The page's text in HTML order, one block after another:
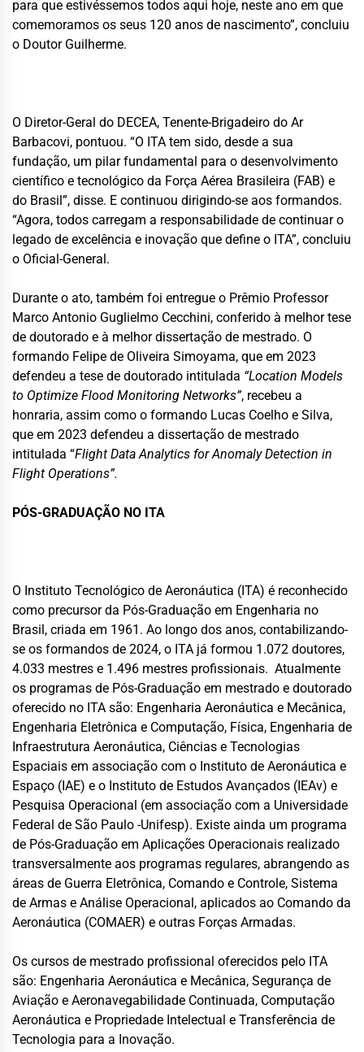
para que estivéssemos todos aqui hoje, neste ano em que
comemoramos os seus 120 anos de nascimento”, concluiu
o Doutor Guilherme.
O Diretor-Geral do DECEA, Tenente-Brigadeiro do Ar
Barbacovi, pontuou. “O ITA tem sido, desde a sua
fundação, um pilar fundamental para o desenvolvimento
científico e tecnológico da Força Aérea Brasileira (FAB) e
do Brasil”, disse. E continuou dirigindo-se aos formandos.
“Agora, todos carregam a responsabilidade de continuar o
legado de excelência e inovação que define o ITA”, concluiu
o Oficial-General.
Durante o ato, também foi entregue o Prêmio Professor
Marco Antonio Guglielmo Cecchini, conferido à melhor tese
de doutorado e à melhor dissertação de mestrado. O
formando Felipe de Oliveira Simoyama, que em 2023
defendeu a tese de doutorado intitulada “Location Models
to Optimize Flood Monitoring Networks”, recebeu a
honraria, assim como o formando Lucas Coelho e Silva,
que em 2023 defendeu a dissertação de mestrado
intitulada “Flight Data Analytics for AnomalyDetection in
Flight Operations”.
PÓS-GRADUAÇÃO NO ITA
O Instituto Tecnológico de Aeronáutica (ITA) é reconhecido
como precursor da Pós-Graduação em Engenharia no
Brasil, criada em 1961. Ao longo dos anos, contabilizando-
se os formandos de 2024, o ITA já formou 1.072 doutores,
4.033 mestres e 1.496 mestres profissionais. Atualmente
os programas de Pós-Graduação em mestrado e doutorado
oferecido no ITA são: Engenharia Aeronáutica e Mecânica,
Engenharia Eletrônica e Computação, Física, Engenharia de
Infraestrutura Aeronáutica, Ciências e Tecnologias
Espaciais em associação com o Instituto de Aeronáutica e
Espaço (IAE) e o Instituto de Estudos Avançados (IEAv) e
Pesquisa Operacional (em associação com a Universidade
Federal de São Paulo -Unifesp). Existe ainda um programa
de Pós-Graduação em Aplicações Operacionais realizado
transversalmente aos programas regulares, abrangendo as
áreas de Guerra Eletrônica, Comando e Controle, Sistema
de Armas e Análise Operacional, aplicados ao Comando da
Aeronáutica (COMAER) e outras Forças Armadas.
Os cursos de mestrado profissional oferecidos pelo ITA
são: Engenharia Aeronáutica e Mecânica, Segurança de
Aviação e Aeronavegabilidade Continuada, Computação
Aeronáutica e Propriedade Intelectual e Transferência de
Tecnologia para a Inovação.